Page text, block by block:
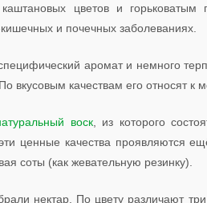
цветов и горьковатым
и почечных заболеваниях.
аромат и немного
качествам его относят к
воск, из которого
ценные качества проявляются
соты (как жевательную резинку).
нектар. По цвету различают